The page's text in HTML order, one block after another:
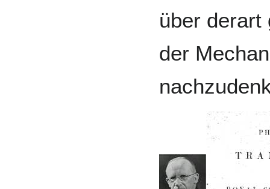
über derart
der